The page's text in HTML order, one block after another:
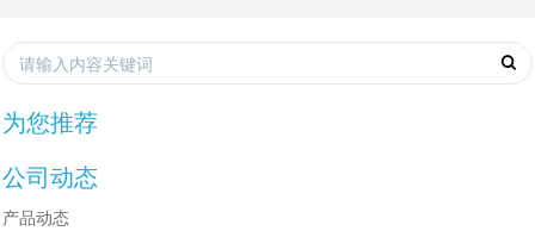
为您推荐
公司动态
产品动态